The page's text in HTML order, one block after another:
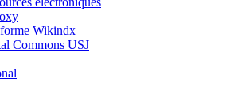
Wikindx
Commons USJ